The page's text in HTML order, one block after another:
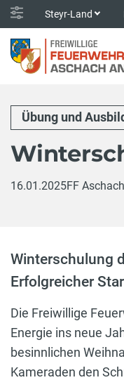
Steyr-Land
Übung und
16.01.2025FF
Winterschulung
Erfolgreicher
Die Freiwillige
Energie ins neue
besinnlichen
Kameraden den